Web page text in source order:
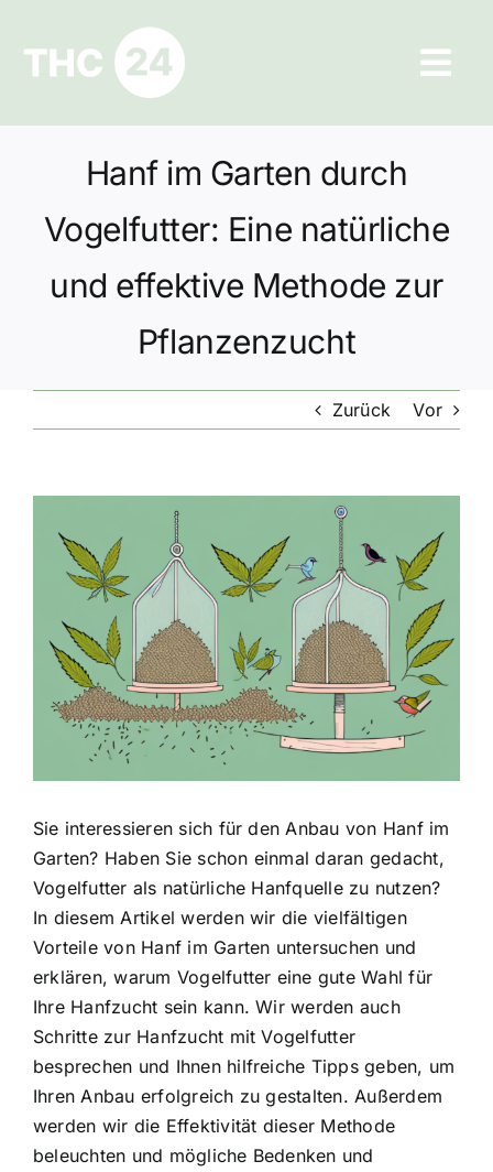
springen
Ratgeber
Datenschutz
Hanf im Garten durch
Vogelfutter: Eine natürliche
und effektive Methode zur
Pflanzenzucht
Zurück Vor
grösseres
Sie interessieren sich für den Anbau von Hanf im
Garten? Haben Sie schon einmal daran gedacht,
Vogelfutter als natürliche Hanfquelle zu nutzen?
In diesem Artikel werden wir die vielfältigen
Vorteile von Hanf im Garten untersuchen und
erklären, warum Vogelfutter eine gute Wahl für
Ihre Hanfzucht sein kann. Wir werden auch
Schritte zur Hanfzucht mit Vogelfutter
besprechen und Ihnen hilfreiche Tipps geben, um
Ihren Anbau erfolgreich zu gestalten. Außerdem
werden wir die Effektivität dieser Methode
beleuchten und mögliche Bedenken und